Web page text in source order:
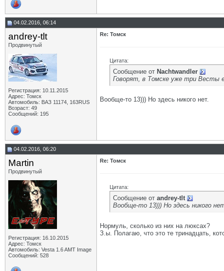
04.02.2016, 06:14
andrey-tlt
Продвинутый
Регистрация: 10.11.2015
Адрес: Томск
Автомобиль: ВАЗ 11174, 163RUS
Возраст: 49
Сообщений: 195
Re: Томск
Цитата:
Сообщение от Nachtwandler
Говорят, в Томске уже три Весты
Вообще-то 13))) Но здесь никого нет.
04.02.2016, 06:20
Martin
Продвинутый
Регистрация: 16.10.2015
Адрес: Томск
Автомобиль: Vesta 1.6 AMT Image
Сообщений: 528
Re: Томск
Цитата:
Сообщение от andrey-tlt
Вообще-то 13))) Но здесь никого
Нормуль, сколько из них на люксах?
З.ы. Полагаю, что это те тринадцать,